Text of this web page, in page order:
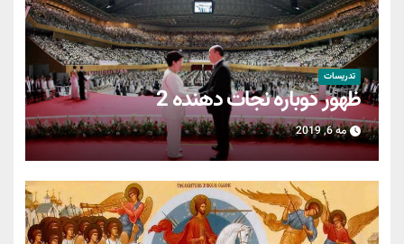
تدریسات
ظهور دوباره نجات دهنده 2
مه 6, 2019